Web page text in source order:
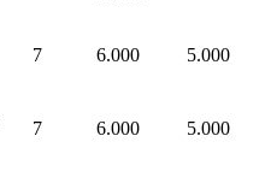
7 6.000 5.000
7 6.000 5.000